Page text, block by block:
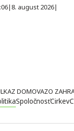
| 8. august 2026|
Z DOMOVAZO
SpoločnosťCirkev